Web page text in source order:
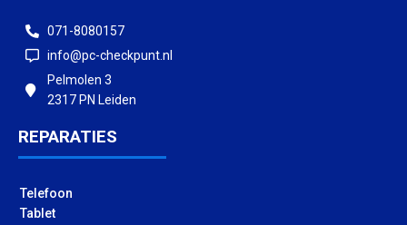
071-8080157
info@pc-checkpunt.nl
Pelmolen 3
2317 PN Leiden
REPARATIES
Telefoon
Tablet